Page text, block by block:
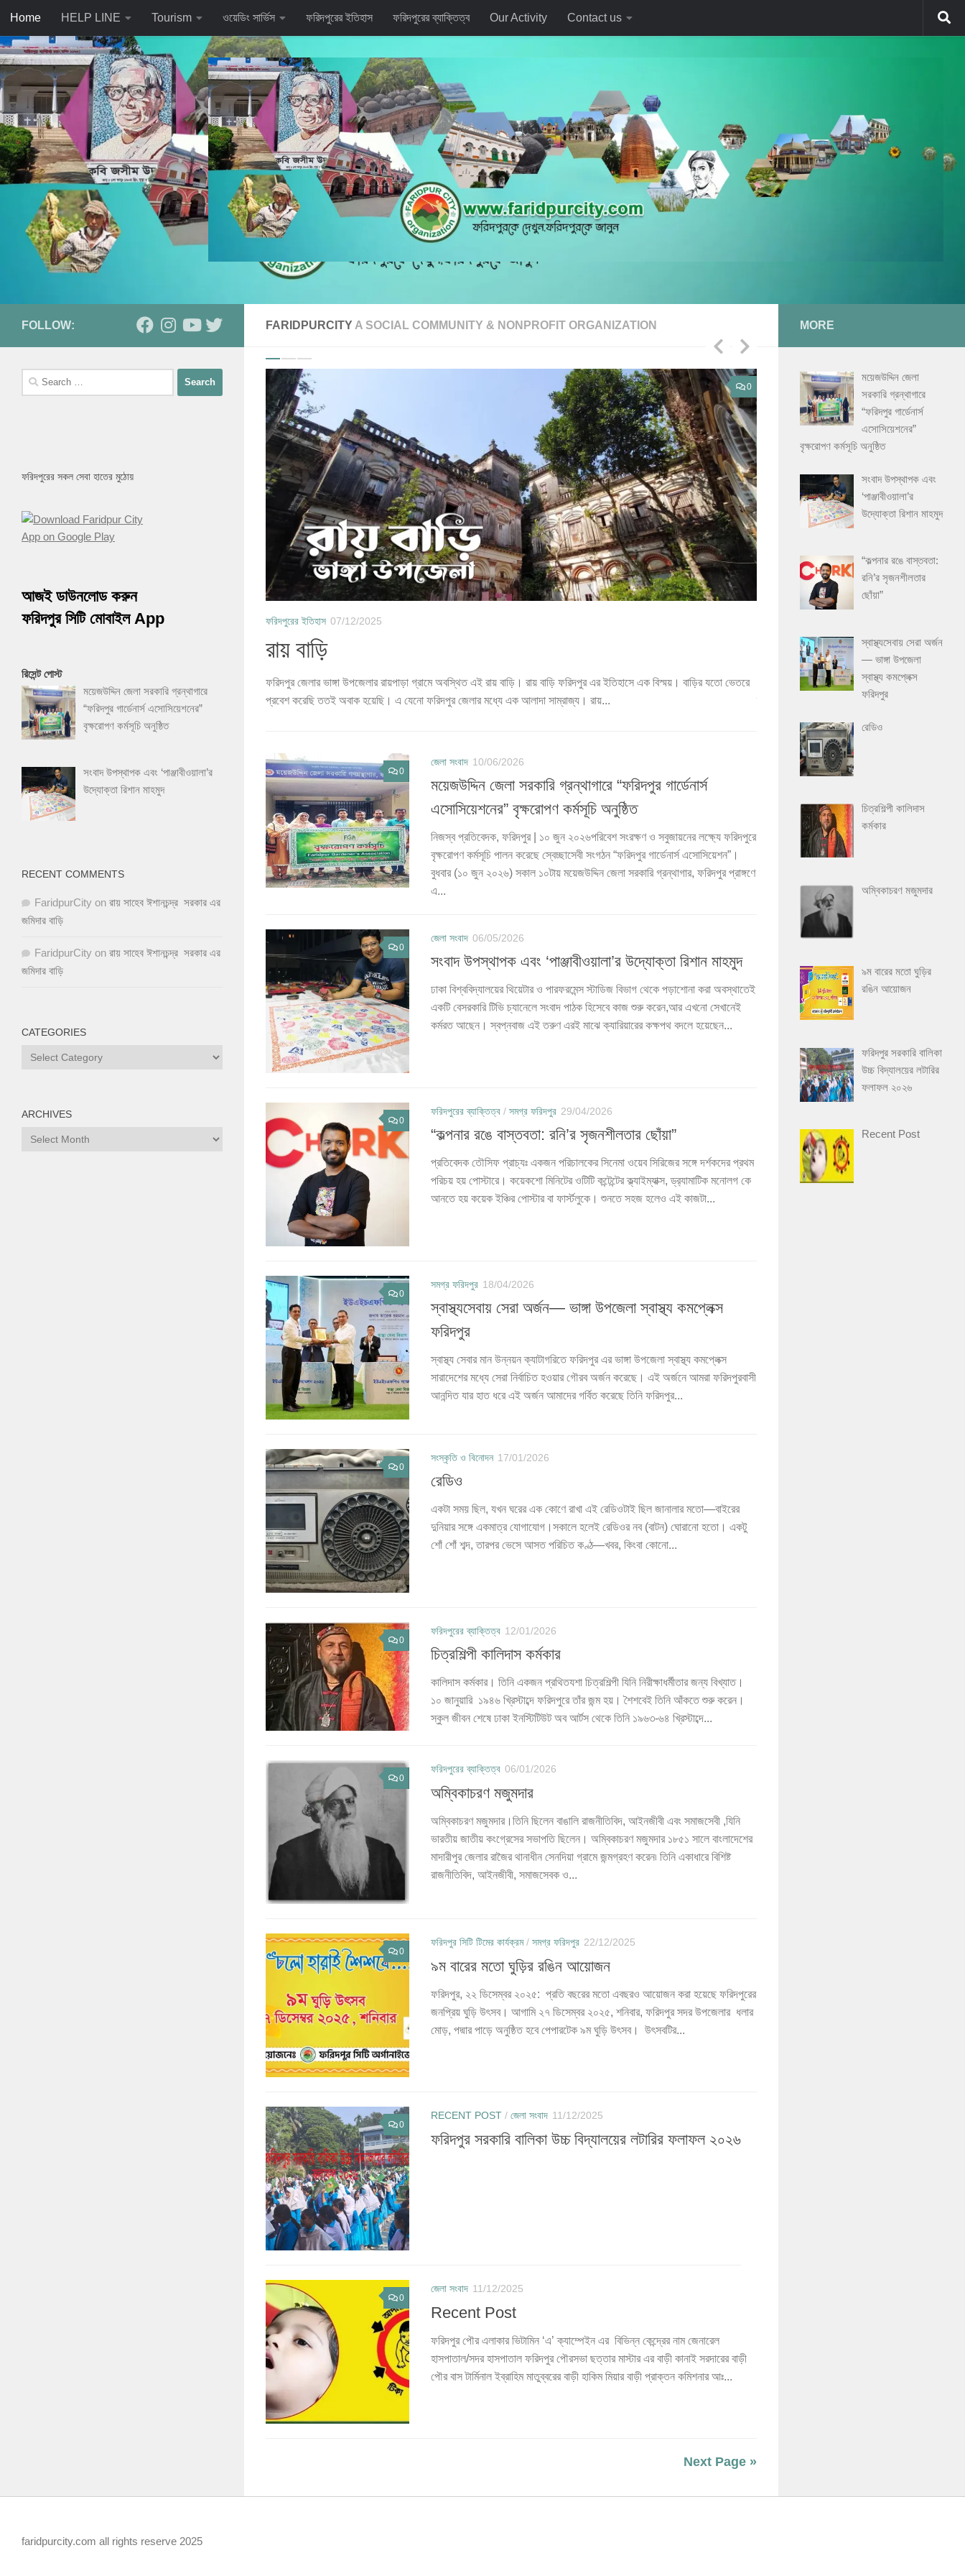
Skip to content
Home HELP LINE Tourism ওয়েডিং সার্ভিস ফরিদপুরের ইতিহাস ফরিদপুরের ব্যাক্তিত্ব Our Activity Contact us
FARIDPURCITY A SOCIAL COMMUNITY & NONPROFIT ORGANIZATION
বাড়ি। রায় বাড়ি ফরিদপুর এর ইতিহাসে এক বিস্ময়। বাড়ির যতো ভেতরে
এক আলাদা সাম্রাজ্য। রায়...
0
ফরিদপুরের ইতিহাস 28/11/2025
লোকনাথ সাহার শতবছরের পুরনো বাড়ি
ফরিদপুর জেলার বোয়ালমারী উপজেলার শ্রী নগর গ্রামে কুমার নদের তীরে অবস্থিত ঐতিহাসিক নিদর্শনটি। যেখানে দেখা মিলবে বৈচিত্রপূর্ণ
দালান, কারুকার্য খচিত মন্দির, পুকুর।নান্দনিক নির্মাণ শৈলিতে গড়ে তোলা কুমার নদের তীরে ঐতিহ্যবাহী ঘাট, এবং মঠ।শতবছর আগে...
মাধবপুর বাবু বাড়ি
ফরিদপুর সদর উপজেলার কৃষ্ণনগর ইউনিয়নের বড় মাধবপুর
ইতিহাস জানার আগ্রহ আজও রয়ে গেছে। ফরিদপুরের
0
জেলা সংবাদ 10/06/2026
ময়েজউদ্দিন জেলা সরকারি গ্রন্থাগারে “ফরিদপুর গার্ডেনার্স
এসোসিয়েশনের” বৃক্ষরোপণ কর্মসূচি অনুষ্ঠিত
নিজস্ব প্রতিবেদক, ফরিদপুর | ১০ জুন ২০২৬পরিবেশ সংরক্ষণ ও সবুজায়নের লক্ষ্যে ফরিদপুরে
বৃক্ষরোপণ কর্মসূচি পালন করেছে স্বেচ্ছাসেবী সংগঠন “ফরিদপুর গার্ডেনার্স এসোসিয়েশন”।
বুধবার (১০ জুন ২০২৬) সকাল ১০টায় ময়েজউদ্দিন জেলা সরকারি গ্রন্থাগার, ফরিদপুর প্রাঙ্গণে
এ...
0
জেলা সংবাদ 06/05/2026
সংবাদ উপস্থাপক এবং ‘পাঞ্জাবীওয়ালা’র উদ্যোক্তা রিশান মাহমুদ
ঢাকা বিশ্ববিদ্যালয়ের থিয়েটার ও পারফরমেন্স স্টাডিজ বিভাগ থেকে পড়াশোনা করা অবস্থাতেই
একটি বেসরকারি টিভি চ্যানেলে সংবাদ পাঠক হিসেবে কাজ শুরু করেন,আর এখনো সেখানেই
কর্মরত আছেন। স্বপ্নবাজ এই তরুণ এরই মাঝে ক্যারিয়ারের কক্ষপথ বদলে হয়েছেন...
0
ফরিদপুরের ব্যাক্তিত্ব / সমগ্র ফরিদপুর 29/04/2026
“কল্পনার রঙে বাস্তবতা: রনি’র সৃজনশীলতার ছোঁয়া”
প্রতিবেদক তৌসিফ প্রাচ্যঃ একজন পরিচালকের সিনেমা ওয়েব সিরিজের সঙ্গে দর্শকদের প্রথম
পরিচয় হয় পোস্টারে। কয়েকশো মিনিটের ওটিটি কন্টেন্টের ক্ল্যাইম্যাক্স, ড্র‍্যামাটিক মনোলগ কে
আনতে হয় কয়েক ইঞ্চির পোস্টার বা ফার্স্টলুকে। শুনতে সহজ হলেও এই কাজটা...
0
সমগ্র ফরিদপুর 18/04/2026
স্বাস্থ্যসেবায় সেরা অর্জন— ভাঙ্গা উপজেলা স্বাস্থ্য কমপ্লেক্স
ফরিদপুর
স্বাস্থ্য সেবার মান উন্নয়ন ক্যাটাগরিতে ফরিদপুর এর ভাঙ্গা উপজেলা স্বাস্থ্য কমপ্লেক্স
সারাদেশের মধ্যে সেরা নির্বাচিত হওয়ার গৌরব অর্জন করেছে। এই অর্জনে আমরা ফরিদপুরবাসী
আনন্দিত যার হাত ধরে এই অর্জন আমাদের গর্বিত করেছে তিনি ফরিদপুর...
0
সংস্কৃতি ও বিনোদন 17/01/2026
রেডিও
একটা সময় ছিল, যখন ঘরের এক কোণে রাখা এই রেডিওটাই ছিল জানালার মতো—বাইরের
দুনিয়ার সঙ্গে একমাত্র যোগাযোগ।সকালে হলেই রেডিওর নব (বাটন) ঘোরানো হতো। একটু
শোঁ শোঁ শব্দ, তারপর ভেসে আসত পরিচিত কণ্ঠ—খবর, কিংবা কোনো...
0
ফরিদপুরের ব্যাক্তিত্ব 12/01/2026
চিত্রশিল্পী কালিদাস কর্মকার
কালিদাস কর্মকার। তিনি একজন প্রথিতযশা চিত্রশিল্পী যিনি নিরীক্ষাধর্মীতার জন্য বিখ্যাত।
১০ জানুয়ারি ১৯৪৬ খ্রিস্টাব্দে ফরিদপুরে তাঁর জন্ম হয়। শৈশবেই তিনি আঁকতে শুরু করেন।
স্কুল জীবন শেষে ঢাকা ইনস্টিটিউট অব আর্টস থেকে তিনি ১৯৬৩-৬৪ খ্রিস্টাব্দে...
0
ফরিদপুরের ব্যাক্তিত্ব 06/01/2026
অম্বিকাচরণ মজুমদার
অম্বিকাচরণ মজুমদার।তিনি ছিলেন বাঙালি রাজনীতিবিদ, আইনজীবী এবং সমাজসেবী ,যিনি
ভারতীয় জাতীয় কংগ্রেসের সভাপতি ছিলেন। অম্বিকাচরণ মজুমদার ১৮৫১ সালে বাংলাদেশের
মাদারীপুর জেলার রাজৈর থানাধীন সেনদিয়া গ্রামে জন্মগ্রহণ করেন৷ তিনি একাধারে বিশিষ্ট
রাজনীতিবিদ, আইনজীবী, সমাজসেবক ও...
0
ফরিদপুর সিটি টিমের কার্যক্রম/ সমগ্র ফরিদপুর 22/12/2025
৯ম বারের মতো ঘুড়ির রঙিন আয়োজন
ফরিদপুর, ২২ ডিসেম্বর ২০২৫: প্রতি বছরের মতো এবছরও আয়োজন করা হয়েছে ফরিদপুরের
জনপ্রিয় ঘুড়ি উৎসব। আগামি ২৭ ডিসেম্বর ২০২৫, শনিবার, ফরিদপুর সদর উপজেলার ধলার
মোড়, পদ্মার পাড়ে অনুষ্ঠিত হবে পেপারটেক ৯ম ঘুড়ি উৎসব। উৎসবটির...
0
RECENT POST / জেলা সংবাদ 11/12/2025
ফরিদপুর সরকারি বালিকা উচ্চ বিদ্যালয়ের লটারির ফলাফল ২০২৬
0
জেলা সংবাদ 11/12/2025
Recent Post
ফরিদপুর পৌর এলাকার ভিটামিন ‘এ’ ক্যাম্পেইন এর বিভিন্ন কেন্দ্রের নাম জেনারেল
হাসপাতাল/সদর হাসপাতাল ফরিদপুর পৌরসভা ছত্তার মাস্টার এর বাড়ী কানাই সরদারের বাড়ী
পৌর বাস টার্মিনাল ইব্রাহিম মাতুব্বরের বাড়ী হাকিম মিয়ার বাড়ী প্রাক্তন কমিশনার আঃ...
Next Page »
FOLLOW:
Search
for:
ফরিদপুরের সকল সেবা হাতের মুঠোয়
আজই ডাউনলোড করুন
ফরিদপুর সিটি মোবাইল App
রিসেন্ট পোস্ট
ময়েজউদ্দিন জেলা সরকারি গ্রন্থাগারে
“ফরিদপুর গার্ডেনার্স এসোসিয়েশনের”
বৃক্ষরোপণ কর্মসূচি অনুষ্ঠিত
সংবাদ উপস্থাপক এবং ‘পাঞ্জাবীওয়ালা’র
উদ্যোক্তা রিশান মাহমুদ
RECENT COMMENTS
FaridpurCity on রায় সাহেব ঈশানচন্দ্র সরকার এর
জমিদার বাড়ি
FaridpurCity on রায় সাহেব ঈশানচন্দ্র সরকার এর
জমিদার বাড়ি
CATEGORIES
Categories
ARCHIVES
Archives
MORE
ময়েজউদ্দিন জেলা
সরকারি গ্রন্থাগারে
“ফরিদপুর গার্ডেনার্স
এসোসিয়েশনের”
বৃক্ষরোপণ কর্মসূচি অনুষ্ঠিত
সংবাদ উপস্থাপক এবং
‘পাঞ্জাবীওয়ালা’র
উদ্যোক্তা রিশান মাহমুদ
“কল্পনার রঙে বাস্তবতা:
রনি’র সৃজনশীলতার
ছোঁয়া”
স্বাস্থ্যসেবায় সেরা অর্জন
— ভাঙ্গা উপজেলা
স্বাস্থ্য কমপ্লেক্স
ফরিদপুর
রেডিও
চিত্রশিল্পী কালিদাস
কর্মকার
অম্বিকাচরণ মজুমদার
৯ম বারের মতো ঘুড়ির
রঙিন আয়োজন
ফরিদপুর সরকারি বালিকা
উচ্চ বিদ্যালয়ের লটারির
ফলাফল ২০২৬
Recent Post
faridpurcity.com all rights reserve 2025